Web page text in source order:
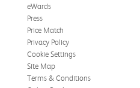
eWards
Press
Price Match
Privacy Policy
Cookie Settings
Site Map
Terms & Conditions